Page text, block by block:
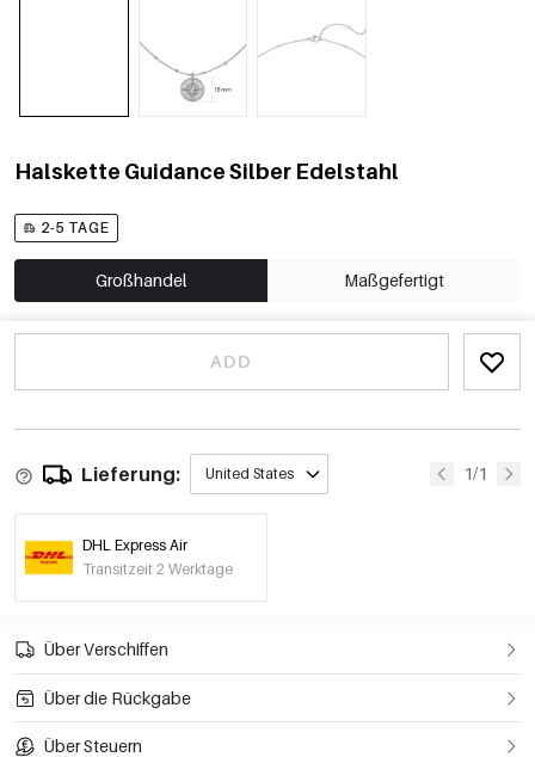
Halskette Guidance Silber Edelstahl
2-5 TAGE
Großhandel Maßgefertigt
ADD
Lieferung: United States 1/1
DHL Express Air
Transitzeit 2 Werktage
Über Verschiffen
Über die Rückgabe
Über Steuern